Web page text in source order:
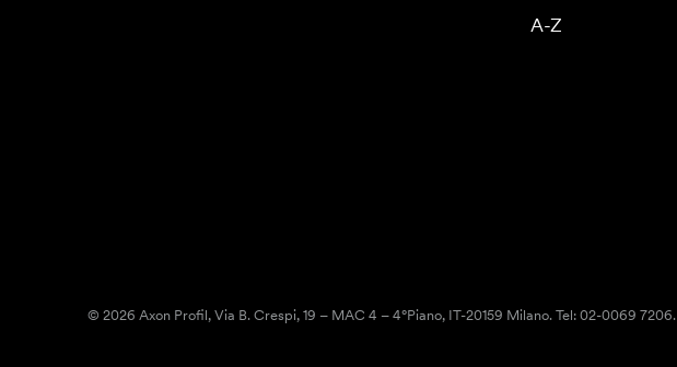
A-Z
© 2026 Axon Profil, Via B. Crespi, 19 – MAC 4 – 4°Piano, IT-20159 Milano. Tel: 02-0069 7206.